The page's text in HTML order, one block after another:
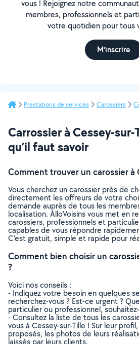
vous ! Rejoignez notre
membres, professionnels et
votre quotidien pour tous
M'inscrire
Prestations de services Carossiers
Carrossier à Cessey-
qu’il faut savoir
Comment trouver un carossier à
Vous cherchez un carossier près de
directement les offreurs de votre
demande auprès de tous les
localisation. AlloVoisins vous met en
carossiers, professionnels et
capables de vous répondre
C’est gratuit, simple et rapide pour
Comment bien choisir un
?
Voici nos conseils :
- Indiquez votre besoin en quelques
recherchez-vous ? Est-ce urgent ?
particulier ou professionnel,
- Consultez la liste de tous les
vous à Cessey-sur-Tille ! Sur leur
proposés, les photos de leurs
laissés par leurs clients.